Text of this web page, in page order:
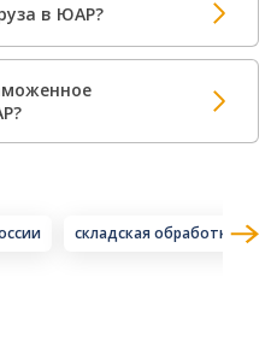
в ЮАР?
складская обработка